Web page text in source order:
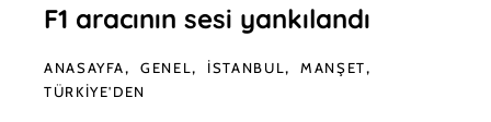
F1 aracının sesi yankılandı
ANASAYFA GENEL İSTANBUL
MANŞET
TÜRKIYE'DEN